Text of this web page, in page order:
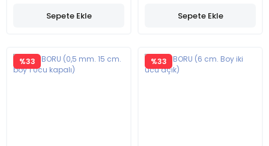
Sepete Ekle Sepete Ekle
%33 %33